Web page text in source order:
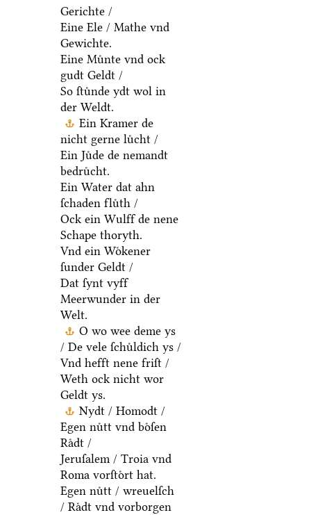
Gerichte /
Eine Ele / Mathe vnd
Gewichte.
Eine Muͤnte vnd ock
gudt Geldt /
So ſtuͤnde ydt wol in
der Weldt.
Ein Kramer de
nicht gerne luͤcht /
Ein Juͤde de nemandt
bedruͤcht.
Ein Water dat ahn
ſchaden fluͤth /
Ock ein Wulff de nene
Schape thoryth.
Vnd ein Woͤkener
ſunder Geldt /
Dat ſynt vyff
Meerwunder in der
Welt.
O wo wee deme ys
/ De vele ſchuͤldich ys /
Vnd hefft nene friſt /
Weth ock nicht wor
Geldt ys.
Nydt / Homodt /
Egen nuͤtt vnd boͤſen
Raͤdt /
Jeruſalem / Troia vnd
Roma vorſtoͤrt hat.
Egen nuͤtt / wreuelſch
/ Raͤdt vnd vorborgen